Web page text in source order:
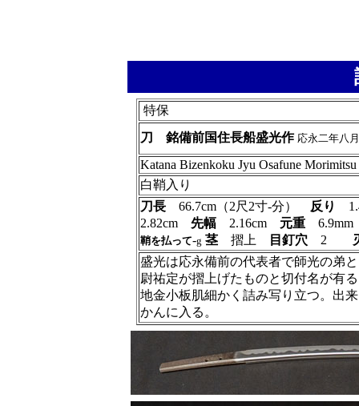
特保
刀 銘備前国住長船盛光作 応永二年八
Katana Bizenkoku Jyu Osafune Morimitsu
白鞘入り
刀長 66.7cm（2尺2寸-分） 反り
2.82cm 先幅 2.16cm 元重
鞘を払って-g 茎 摺上 目釘穴 2
盛光は応永備前の代表者で師光の弟
尉祐定が摺上げたものと切付名が有
地金小板肌細かく詰み写り立つ。出
かんに入る。